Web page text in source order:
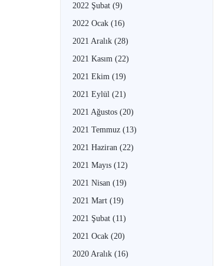
2022 Şubat (9)
2022 Ocak (16)
2021 Aralık (28)
2021 Kasım (22)
2021 Ekim (19)
2021 Eylül (21)
2021 Ağustos (20)
2021 Temmuz (13)
2021 Haziran (22)
2021 Mayıs (12)
2021 Nisan (19)
2021 Mart (19)
2021 Şubat (11)
2021 Ocak (20)
2020 Aralık (16)